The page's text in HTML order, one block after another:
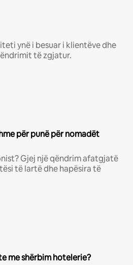
ynë i besuar i klientëve dhe
të zgjatur.
për punë për nomadët
Gjej një qëndrim afatgjatë
të lartë dhe hapësira të
me shërbim hotelerie?